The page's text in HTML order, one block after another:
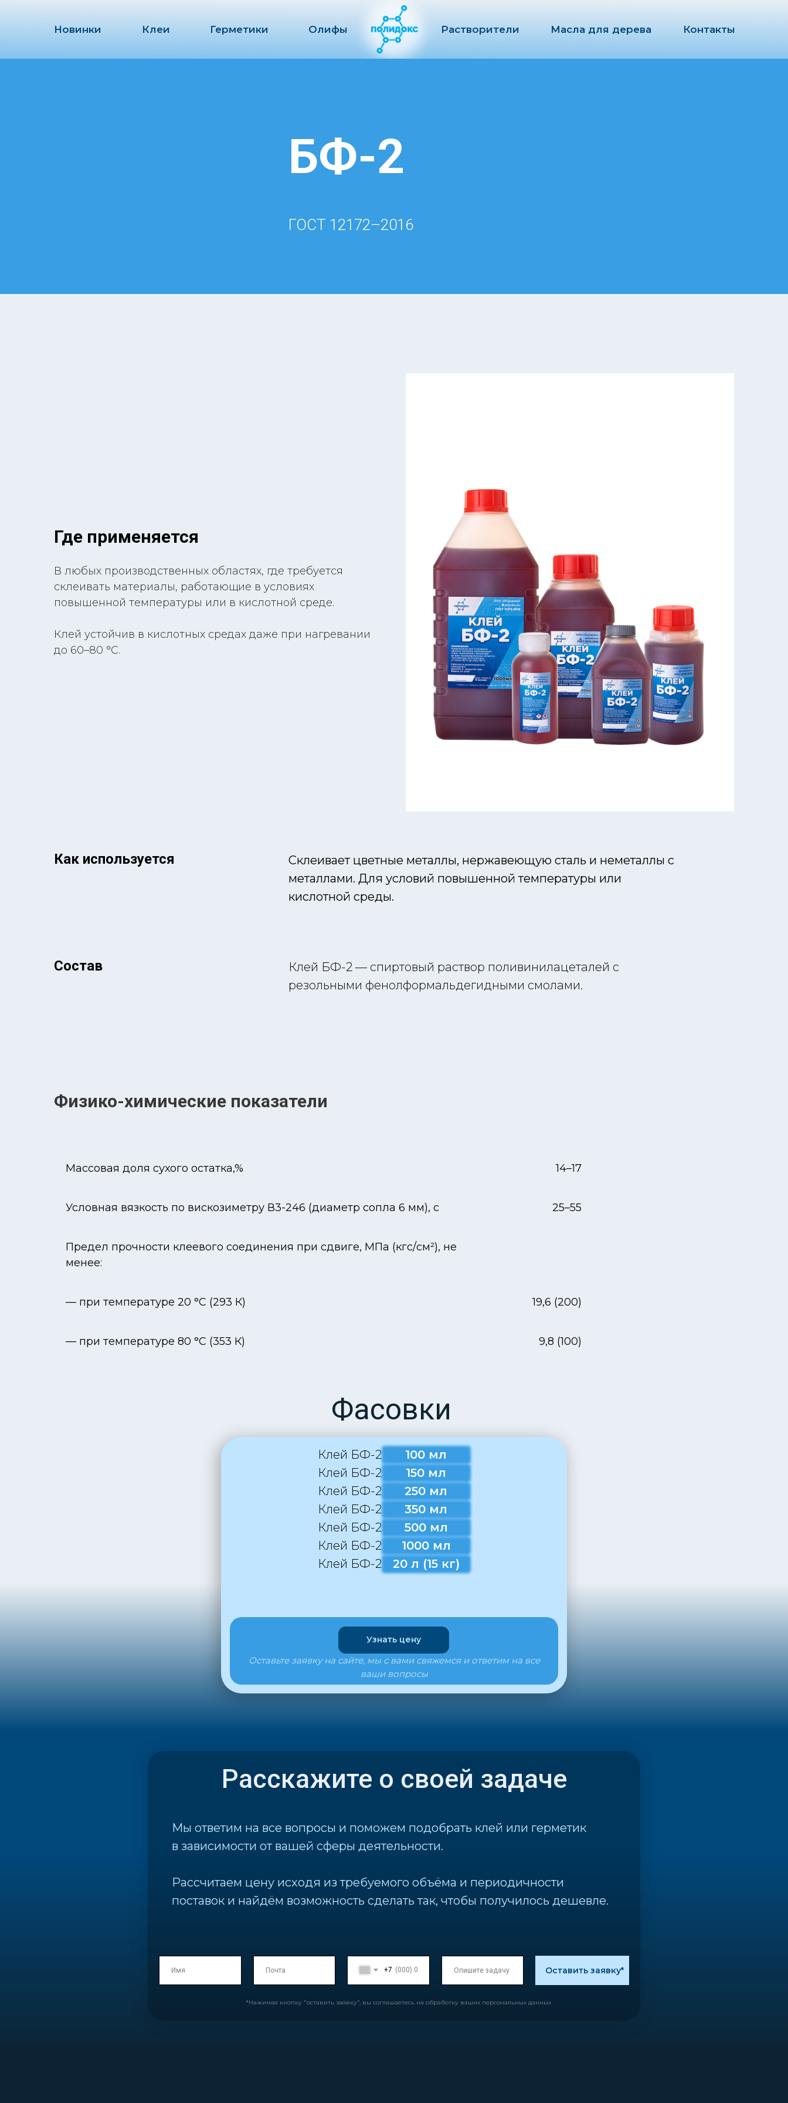
Контакты
Масла для дерева
Растворители
Олифы
Герметики
Клеи
Новинки
БФ-2
ГОСТ 12172–2016
Где применяется
В любых производственных областях, где требуется
склеивать материалы, работающие в условиях
повышенной температуры или в кислотной среде.
Клей устойчив в кислотных средах даже при нагревании
до 60–80 °C.
Как используется
Склеивает цветные металлы, нержавеющую сталь и неметаллы с
металлами. Для условий повышенной температуры или
кислотной среды.
Состав
Клей БФ-2 — спиртовый раствор поливинилацеталей с
резольными фенолформальдегидными смолами.
Физико-химические показатели
Массовая доля сухого остатка,% 14–17
Условная вязкость по вискозиметру В3-246 (диаметр сопла 6 мм), с 25–55
Предел прочности клеевого соединения при сдвиге, МПа (кгс/см²), не
менее:
— при температуре 20 °C (293 К) 19,6 (200)
— при температуре 80 °C (353 К) 9,8 (100)
Клей БФ-2
100 мл
Клей БФ-2
150 мл
Клей БФ-2
250 мл
Клей БФ-2
350 мл
Клей БФ-2
500 мл
Клей БФ-2
1000 мл
Клей БФ-2
20 л (15 кг)
Оставьте заявку на сайте, мы с вами свяжемся и ответим на все
ваши вопросы
Узнать цену
Фасовки
Расскажите о своей задаче
+7 Оставить заявку*
Мы ответим на все вопросы и поможем подобрать клей или герметик
в зависимости от вашей сферы деятельности.
Рассчитаем цену исходя из требуемого объёма и периодичности
поставок и найдём возможность сделать так, чтобы получилось дешевле.
*Нажимая кнопку "оставить заявку", вы соглашаетесь на обработку ваших персональных данных